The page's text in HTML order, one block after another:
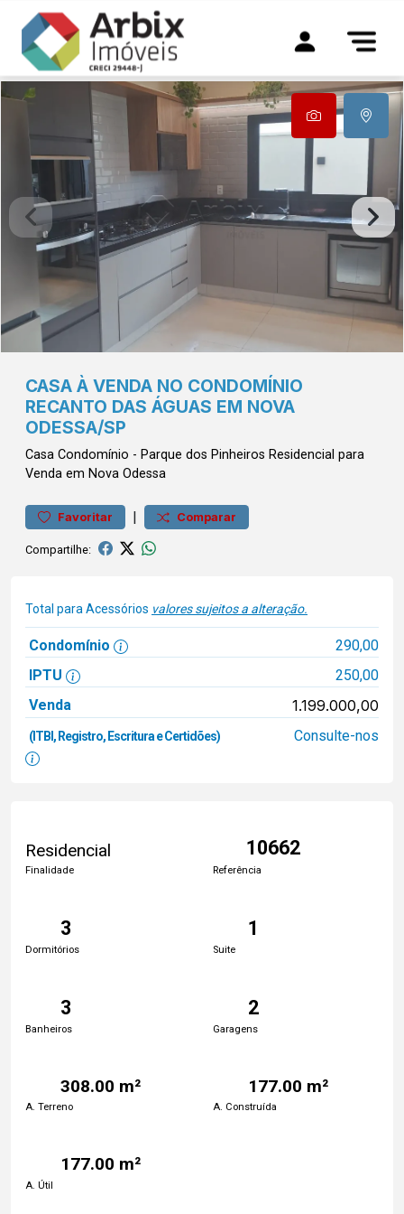
CASA À VENDA NO CONDOMÍNIO
RECANTO DAS ÁGUAS EM NOVA
ODESSA/SP
Casa Condomínio - Parque dos Pinheiros Residencial para
Venda em Nova Odessa
Favoritar | Comparar
Compartilhe:
Total para Acessórios valores sujeitos a alteração.
Condomínio
290,00
IPTU
250,00
Venda
1.199.000,00
(ITBI, Registro, Escritura e Certidões) Consulte-nos
Residencial
Finalidade
10662
Referência
3
Dormitórios
1
Suite
3
Banheiros
2
Garagens
308.00 m²
A. Terreno
177.00 m²
A. Construída
177.00 m²
A. Útil